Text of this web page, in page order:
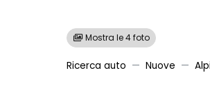
Mostra le 4 foto
Ricerca auto Nuove